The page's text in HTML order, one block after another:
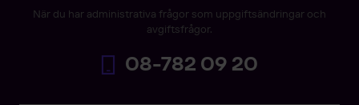
När du har administrativa frågor som uppgiftsändringar och
avgiftsfrågor.
08-782 09 20